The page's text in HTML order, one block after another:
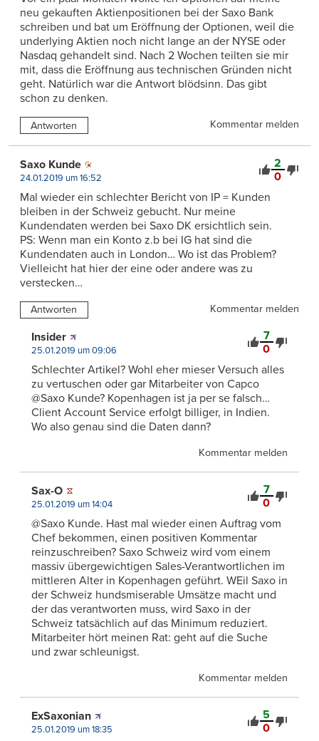
neu gekauften Aktienpositionen bei der Saxo Bank
schreiben und bat um Eröffnung der Optionen, weil die
underlying Aktien noch nicht lange an der NYSE oder
Nasdaq gehandelt sind. Nach 2 Wochen teilten sie mir
mit, dass die Eröffnung aus technischen Gründen nicht
geht. Natürlich war die Antwort blödsinn. Das gibt
schon zu denken.
Antworten Kommentar melden
2
0
Saxo Kunde
24.01.2019 um 16:52
Mal wieder ein schlechter Bericht von IP = Kunden
bleiben in der Schweiz gebucht. Nur meine
Kundendaten werden bei Saxo DK ersichtlich sein.
PS: Wenn man ein Konto z.b bei IG hat sind die
Kundendaten auch in London… Wo ist das Problem?
Vielleicht hat hier der eine oder andere was zu
verstecken…
Antworten Kommentar melden
7
0
Insider
25.01.2019 um 09:06
Schlechter Artikel? Wohl eher mieser Versuch alles
zu vertuschen oder gar Mitarbeiter von Capco
@Saxo Kunde? Kopenhagen ist ja per se falsch…
Client Account Service erfolgt billiger, in Indien.
Wo also genau sind die Daten dann?
Kommentar melden
7
0
Sax-O
25.01.2019 um 14:04
@Saxo Kunde. Hast mal wieder einen Auftrag vom
Chef bekommen, einen positiven Kommentar
reinzuschreiben? Saxo Schweiz wird vom einem
massiv übergewichtigen Sales-Verantwortlichen im
mittleren Alter in Kopenhagen geführt. WEil Saxo in
der Schweiz hundsmiserable Umsätze macht und
der das verantworten muss, wird Saxo in der
Schweiz tatsächlich auf das Minimum reduziert.
Mitarbeiter hört meinen Rat: geht auf die Suche
und zwar schleunigst.
Kommentar melden
5
0
ExSaxonian
25.01.2019 um 18:35